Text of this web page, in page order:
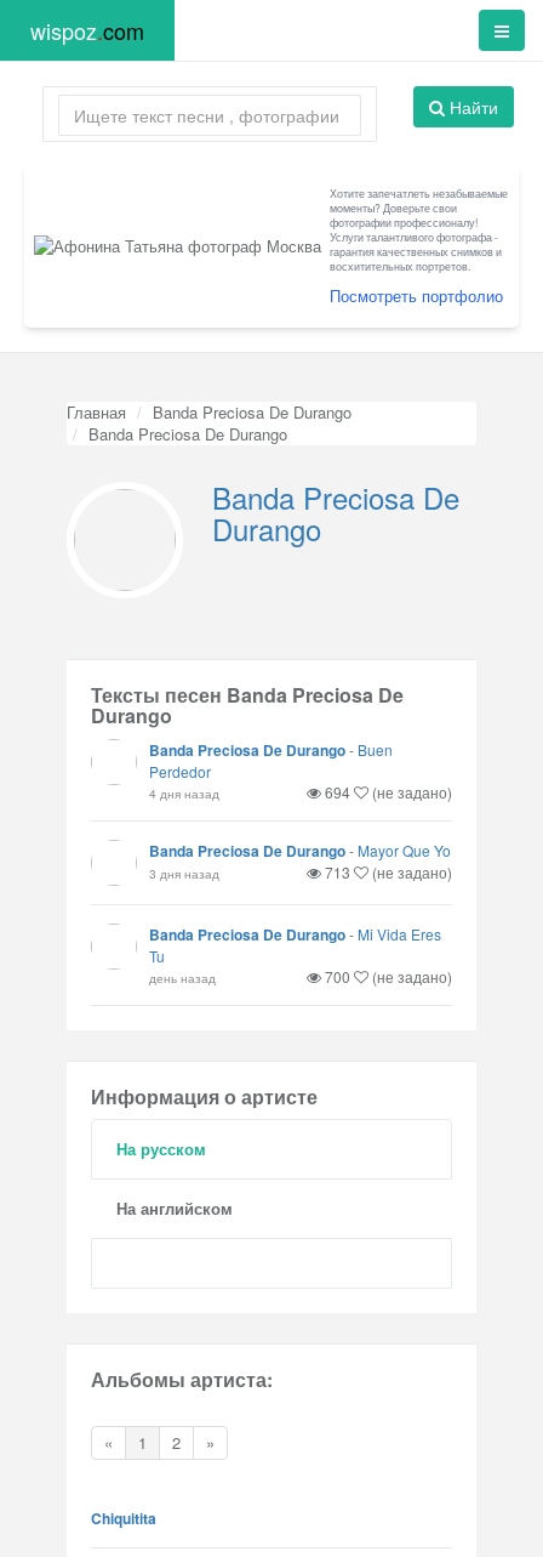
wispoz.com
Найти
Хотите запечатлеть незабываемые
моменты? Доверьте свои
фотографии профессионалу!
Услуги талантливого фотографа -
гарантия качественных снимков и
восхитительных портретов.
Посмотреть портфолио
Главная
Banda Preciosa De Durango
Banda Preciosa De Durango
Banda Preciosa De
Durango
Тексты песен Banda Preciosa De
Durango
Banda Preciosa De Durango- Buen
Perdedor
4 дня назад 694 (не задано)
Banda Preciosa De Durango- Mayor Que Yo
3 дня назад 713 (не задано)
Banda Preciosa De Durango- Mi Vida Eres
Tu
день назад 700 (не задано)
Информация о артисте
На русском
На английском
Альбомы артиста:
« 1 2 »
Chiquitita